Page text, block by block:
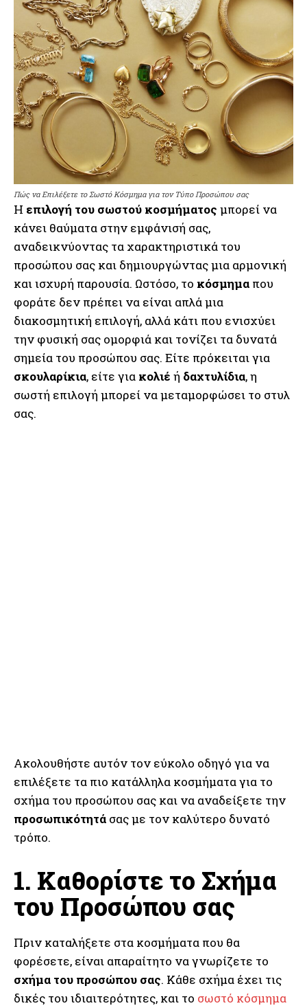
Πώς να Επιλέξετε το Σωστό Κόσμημα για τον Τύπο Προσώπου σας
Η επιλογή του σωστού κοσμήματος μπορεί να
κάνει θαύματα στην εμφάνισή σας,
αναδεικνύοντας τα χαρακτηριστικά του
προσώπου σας και δημιουργώντας μια αρμονική
και ισχυρή παρουσία. Ωστόσο, το κόσμημα που
φοράτε δεν πρέπει να είναι απλά μια
διακοσμητική επιλογή, αλλά κάτι που ενισχύει
την φυσική σας ομορφιά και τονίζει τα δυνατά
σημεία του προσώπου σας. Είτε πρόκειται για
σκουλαρίκια, είτε για κολιέ ή δαχτυλίδια, η
σωστή επιλογή μπορεί να μεταμορφώσει το στυλ
σας.
Ακολουθήστε αυτόν τον εύκολο οδηγό για να
επιλέξετε τα πιο κατάλληλα κοσμήματα για το
σχήμα του προσώπου σας και να αναδείξετε την
προσωπικότητά σας με τον καλύτερο δυνατό
τρόπο.
1. Καθορίστε το Σχήμα
του Προσώπου σας
Πριν καταλήξετε στα κοσμήματα που θα
φορέσετε, είναι απαραίτητο να γνωρίζετε το
σχήμα του προσώπου σας. Κάθε σχήμα έχει τις
δικές του ιδιαιτερότητες, και το σωστό κόσμημα